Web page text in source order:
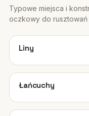
Typowe miejsca i
oczkowy do rusztowań
01Liny
02
Łańcuchy